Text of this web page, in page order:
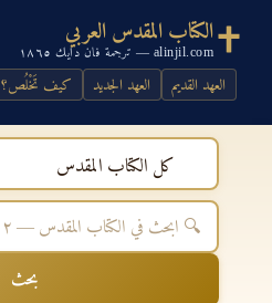
الكتاب المقدس العربي
alinjil.com — ترجمة فان دايك ١٨٦٥
العهد القديم العهد الجديد كيف تَخْلُص؟
كل الكتاب المقدس
بحث